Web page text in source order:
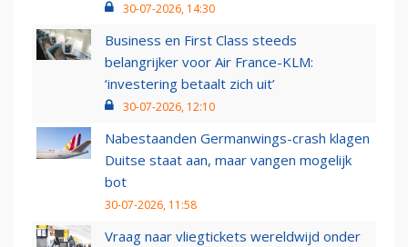
30-07-2026, 14:30
Business en First Class steeds
belangrijker voor Air France-KLM:
‘investering betaalt zich uit’
30-07-2026, 12:10
Nabestaanden Germanwings-crash klagen
Duitse staat aan, maar vangen mogelijk
bot
30-07-2026, 11:58
Vraag naar vliegtickets wereldwijd onder